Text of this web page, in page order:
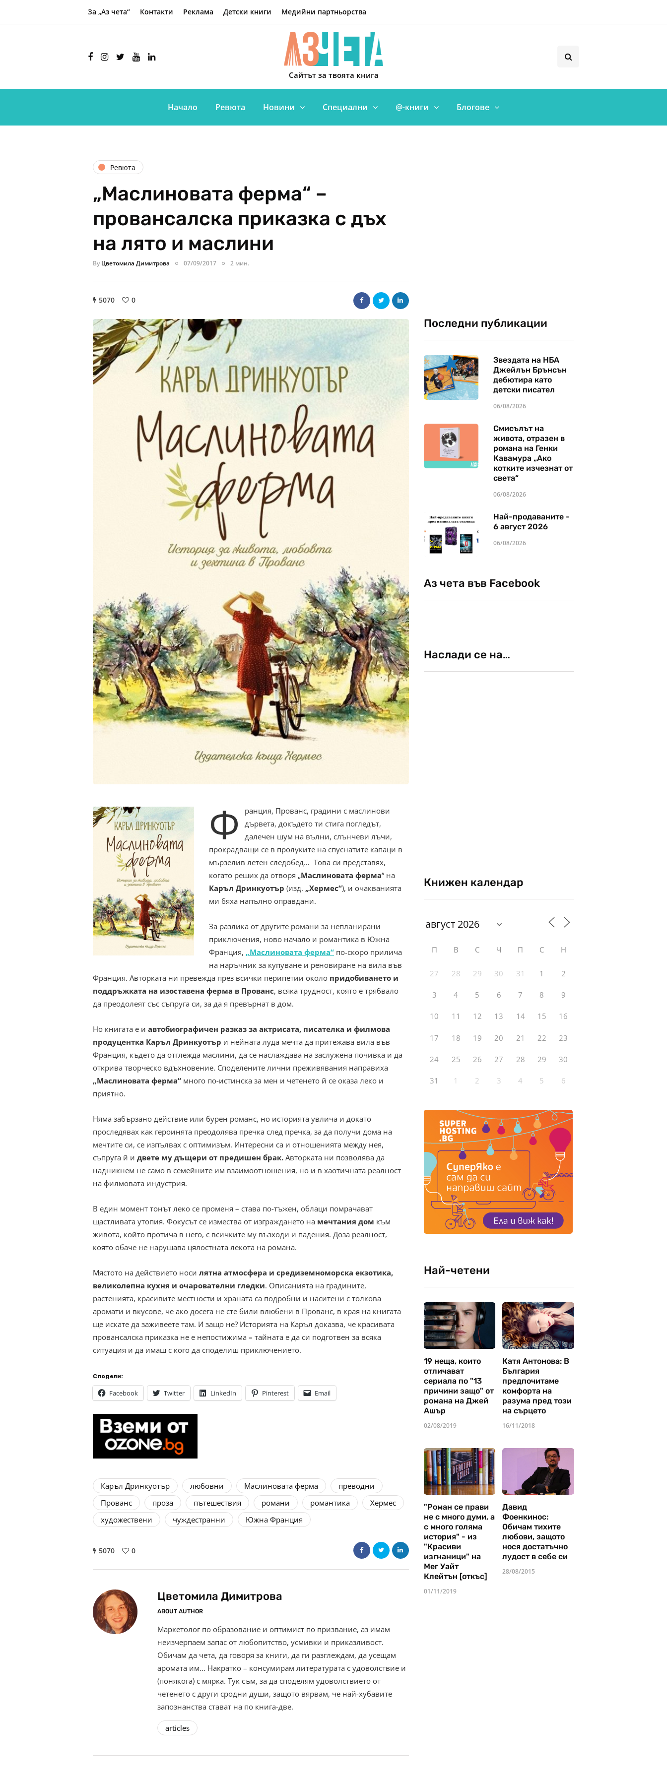
За „Аз чета“ Контакти Реклама Детски книги Медийни партньорства
Сайтът за твоята книга
Начало Ревюта Новини Специални @-книги Блогове
Ревюта
„Маслиновата ферма“ –
провансалска приказка с дъх
на лято и маслини
By Цветомила Димитрова 07/09/2017 2 мин.
5070 0
Ф
ранция, Прованс, градини с маслинови
дървета, докъдето ти стига погледът,
далечен шум на вълни, слънчеви лъчи,
прокрадващи се в пролуките на спуснатите капаци в
мързелив летен следобед… Това си представях,
когато реших да отворя „Маслиновата ферма“ на
Каръл Дринкуотър (изд. „Хермес“), и очакванията
ми бяха напълно оправдани.
За разлика от другите романи за непланирани
приключения, ново начало и романтика в Южна
Франция, „Маслиновата ферма“ по-скоро прилича
на наръчник за купуване и реновиране на вила във
Франция. Авторката ни превежда през всички перипетии около придобиването и
поддръжката на изоставена ферма в Прованс, всяка трудност, която е трябвало
да преодолеят със съпруга си, за да я превърнат в дом.
Но книгата е и автобиографичен разказ за актрисата, писателка и филмова
продуцентка Каръл Дринкуотър и нейната луда мечта да притежава вила във
Франция, където да отглежда маслини, да се наслаждава на заслужена почивка и да
открива творческо вдъхновение. Споделените лични преживявания направиха
„Маслиновата ферма“ много по-истинска за мен и четенето й се оказа леко и
приятно.
Няма забързано действие или бурен романс, но историята увлича и докато
проследявах как героинята преодолява пречка след пречка, за да получи дома на
мечтите си, се изпълвах с оптимизъм. Интересни са и отношенията между нея,
съпруга й и двете му дъщери от предишен брак. Авторката ни позволява да
надникнем не само в семейните им взаимоотношения, но и в хаотичната реалност
на филмовата индустрия.
В един момент тонът леко се променя – става по-тъжен, облаци помрачават
щастливата утопия. Фокусът се измества от изграждането на мечтания дом към
живота, който протича в него, с всичките му възходи и падения. Доза реалност,
която обаче не нарушава цялостната лекота на романа.
Мястото на действието носи лятна атмосфера и средиземноморска екзотика,
великолепна кухня и очарователни гледки. Описанията на градините,
растенията, красивите местности и храната са подробни и наситени с толкова
аромати и вкусове, че ако досега не сте били влюбени в Прованс, в края на книгата
ще искате да заживеете там. И защо не? Историята на Каръл доказва, че красивата
провансалска приказка не е непостижима – тайната е да си подготвен за всяка
ситуация и да имаш с кого да споделиш приключението.
Сподели:
Facebook Twitter LinkedIn Pinterest Email
Каръл Дринкуотър любовни Маслиновата ферма
преводни
Прованс
проза пътешествия романи романтика
Хермес
художествени
чуждестранни Южна Франция
5070 0
Цветомила Димитрова
ABOUT AUTHOR
Маркетолог по образование и оптимист по призвание, аз имам
неизчерпаем запас от любопитство, усмивки и приказливост.
Обичам да чета, да говоря за книги, да ги разглеждам, да усещам
аромата им... Накратко – консумирам литературата с удоволствие и
(понякога) с мярка. Тук съм, за да споделям удоволствието от
четенето с други сродни души, защото вярвам, че най-хубавите
запознанства стават на по книга-две.
articles
Последни публикации
Звездата на НБА
Джейлън Брънсън
дебютира като
детски писател
06/08/2026
Смисълът на
живота, отразен в
романа на Генки
Кавамура „Ако
котките изчезнат от
света“
06/08/2026
Най-продаваните -
6 август 2026
06/08/2026
Аз чета във Facebook
Наслади се на…
Книжен календар
П В С Ч П С Н
27 28 29 30 31 1 2
3 4 5 6 7 8 9
10 11 12 13 14 15 16
17 18 19 20 21 22 23
24 25 26 27 28 29 30
31 1 2 3 4 5 6
Най-четени
19 неща, които
отличават
сериала по "13
причини защо" от
романа на Джей
Ашър
02/08/2019
Катя Антонова: В
България
предпочитаме
комфорта на
разума пред този
на сърцето
16/11/2018
"Роман се прави
не с много думи, а
с много голяма
история" - из
"Красиви
изгнаници" на
Мег Уайт
Клейтън [откъс]
01/11/2019
Давид
Фоенкинос:
Обичам тихите
любови, защото
нося достатъчно
лудост в себе си
28/08/2015